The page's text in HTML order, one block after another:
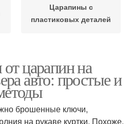
Царапины с
пластиковых деталей
от царапин на
авто: простые и
брошенные ключи,
на рукаве куртки. Похоже,